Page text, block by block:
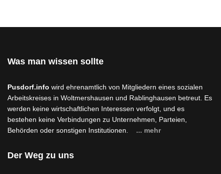
Was man wissen sollte
Pusdorf.info wird ehrenamtlich von Mitgliedern eines sozialen
Arbeitskreises in Woltmershausen und Rablinghausen betreut. Es
werden keine wirtschaftlichen Interessen verfolgt, und es
bestehen keine Verbindungen zu Unternehmen, Parteien,
Behörden oder sonstigen Institutionen. ... mehr
Der Weg zu uns